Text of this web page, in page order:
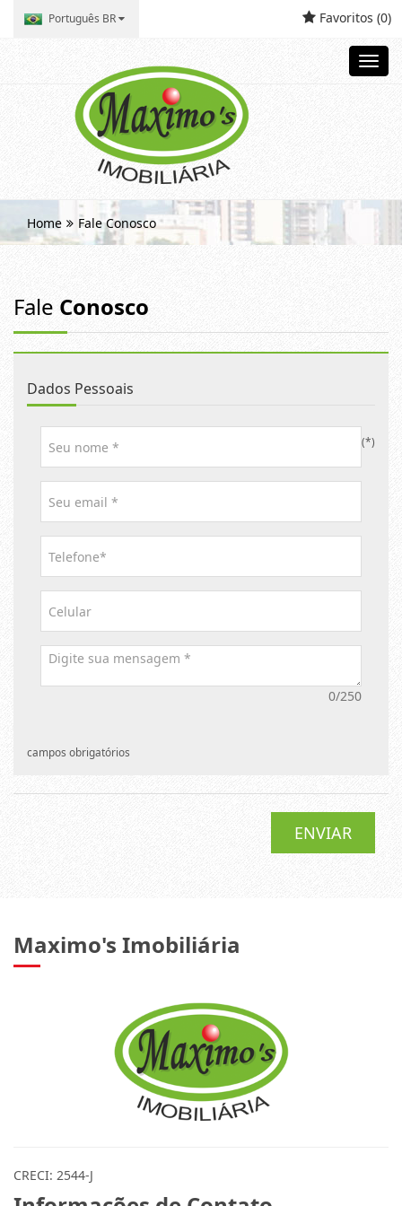
Português BR Favoritos (0)
Home Fale Conosco
Fale Conosco
Dados Pessoais
0/250
(*)
campos obrigatórios
ENVIAR
Maximo's Imobiliária
CRECI: 2544-J